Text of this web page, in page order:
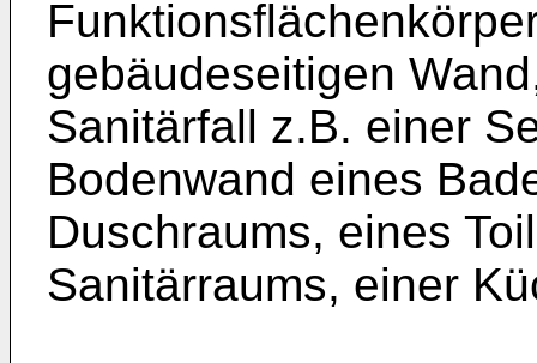
gebäudeseitigen
Sanitärfall z.B. einer
Bodenwand eines
Duschraums, eines
Sanitärraums, einer